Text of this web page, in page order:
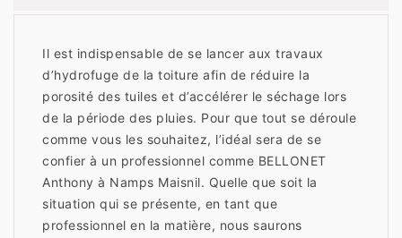
Il est indispensable de se lancer aux travaux
d’hydrofuge de la toiture afin de réduire la
porosité des tuiles et d’accélérer le séchage lors
de la période des pluies. Pour que tout se déroule
comme vous les souhaitez, l’idéal sera de se
confier à un professionnel comme BELLONET
Anthony à Namps Maisnil. Quelle que soit la
situation qui se présente, en tant que
professionnel en la matière, nous saurons